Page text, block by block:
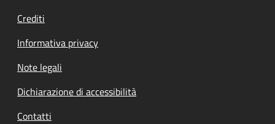
Crediti
Informativa privacy
Note legali
Dichiarazione di accessibilità
Contatti